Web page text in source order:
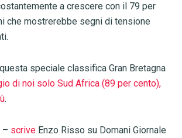
a crescere con il 79 per
che mostrerebbe segni di tensione
speciale classifica Gran Bretagna
di noi solo Sud Africa (89 per cento),
.
– scriveEnzo Risso su Domani Giornale